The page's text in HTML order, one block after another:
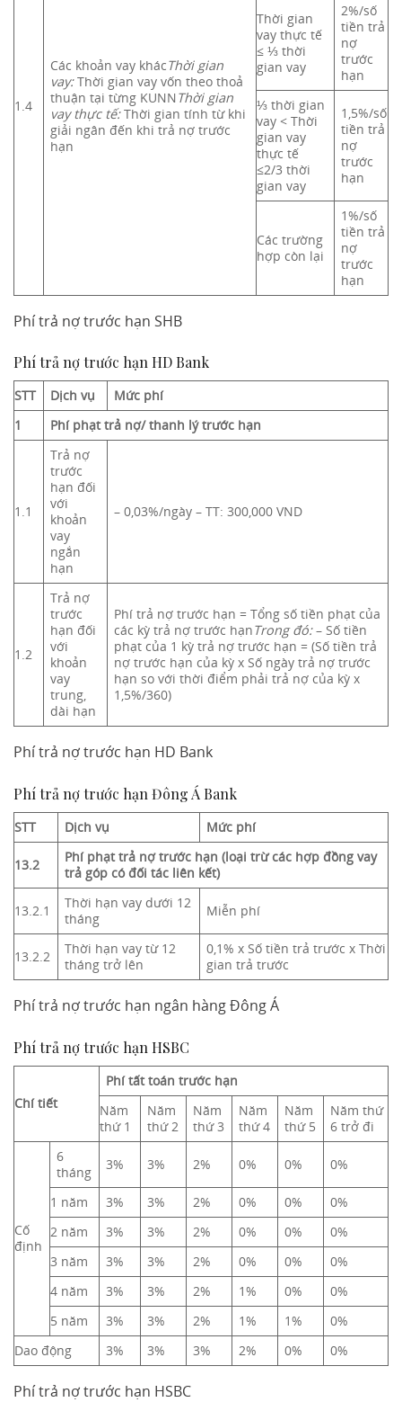
1.4
Các khoản vay khácThời gian
vay:Thời gian vay vốn theo thoả
thuận tại từng KUNNThời gian
vay thực tế:Thời gian tính từ khi
giải ngân đến khi trả nợ trước
hạn
Thời gian
vay thực tế
≤ ⅓ thời
gian vay
2%/số
tiền trả
nợ
trước
hạn
⅓ thời gian
vay < Thời
gian vay
thực tế
≤2/3 thời
gian vay
1,5%/số
tiền trả
nợ
trước
hạn
Các trường
hợp còn lại
1%/số
tiền trả
nợ
trước
hạn
Phí trả nợ trước hạn SHB
Phí trả nợ trước hạn HD Bank
STT Dịch vụ
Mức phí
1
Phí phạt trả nợ/ thanh lý trước hạn
1.1
Trả nợ
trước
hạn đối
với
khoản
vay
ngắn
hạn
– 0,03%/ngày – TT: 300,000 VND
1.2
Trả nợ
trước
hạn đối
với
khoản
vay
trung,
dài hạn
Phí trả nợ trước hạn = Tổng số tiền phạt của
các kỳ trả nợ trước hạnTrong đó:– Số tiền
phạt của 1 kỳ trả nợ trước hạn = (Số tiền trả
nợ trước hạn của kỳ x Số ngày trả nợ trước
hạn so với thời điểm phải trả nợ của kỳ x
1,5%/360)
Phí trả nợ trước hạn HD Bank
Phí trả nợ trước hạn Đông Á Bank
STT Dịch vụ Mức phí
13.2
Phí phạt trả nợ trước hạn (loại trừ các hợp đồng vay
trả góp có đối tác liên kết)
13.2.1
Thời hạn vay dưới 12
tháng
Miễn phí
13.2.2
Thời hạn vay từ 12
tháng trở lên
0,1% x Số tiền trả trước x Thời
gian trả trước
Phí trả nợ trước hạn ngân hàng Đông Á
Phí trả nợ trước hạn HSBC
Chí tiết
Phí tất toán trước hạn
Năm
thứ 1
Năm
thứ 2
Năm
thứ 3
Năm
thứ 4
Năm
thứ 5
Năm thứ
6 trở đi
Cố
định
6
tháng
3% 3% 2% 0% 0% 0%
1 năm 3% 3% 2% 0% 0%
0%
2 năm
3% 3% 2% 0% 0%
0%
3 năm
3% 3% 2% 0% 0%
0%
4 năm
3% 3% 2% 1% 0%
0%
5 năm
3% 3% 2% 1% 1%
0%
Dao động
3% 3% 3% 2% 0% 0%
Phí trả nợ trước hạn HSBC